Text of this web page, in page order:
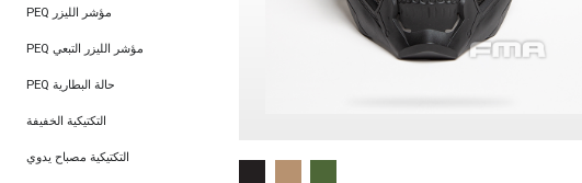
PEQ مؤشر الليزر
PEQ مؤشر الليزر التبعي
PEQ حالة البطارية
التكتيكية الخفيفة
التكتيكية مصباح يدوي